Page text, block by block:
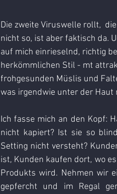
Die zweite Viruswelle rollt,
nicht so, ist aber faktisch da.
auf mich einrieselnd, richtig
herkömmlichen Stil - mt
frohgesunden Müslis und
was irgendwie unter der Haut
Ich fasse mich an den Kopf:
nicht kapiert? Ist sie so
Setting nicht versteht?
ist, Kunden kaufen dort, wo
Produkts wird. Nehmen wir
gepfercht und im Regal